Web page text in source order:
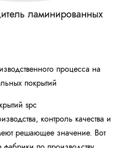
ламинированных
процесса на
покрытий
spc
контроль качества и
решающее значение. Вот